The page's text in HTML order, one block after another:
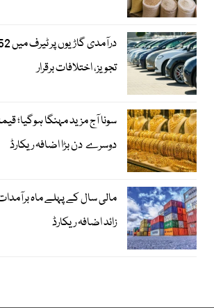
تجویز، اختلافات برقرار
سونا آج مزید مہنگا ہوگیا؛
دوسرے دن بڑا اضافہ ریکارڈ
زائد اضافہ ریکارڈ